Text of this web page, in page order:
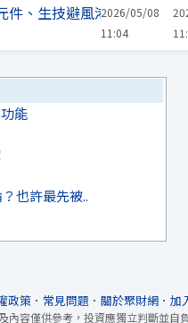
2026/05/08
11:04
件、生技避風港
能
也許最先被..
政策． 常見問題 ． 關於聚財網． 加
容僅供參考，投資應獨立判斷並自